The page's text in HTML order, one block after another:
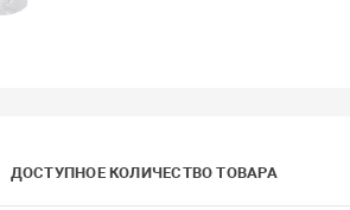
ДОСТУПНОЕ КОЛИЧЕСТВО ТОВАРА